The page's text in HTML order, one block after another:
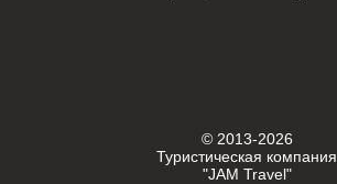
© 2013-2026
Туристическая компания
"JAM Travel"